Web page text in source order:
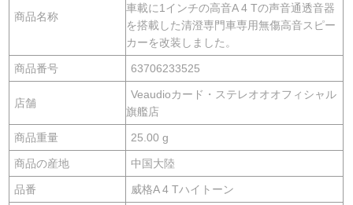
商品名称
車載に1インチの高音A 4 Tの声音通透音器
を搭載した清澄専門車専用無傷高音スピー
カーを改装しました。
商品番号 63706233525
店舗
Veaudioカード・ステレオオオフィシャル
旗艦店
商品重量 25.00 g
商品の産地 中国大陸
品番 威格A 4 Tハイトーン